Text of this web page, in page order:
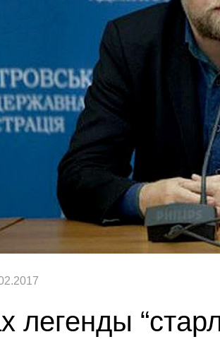
легенды